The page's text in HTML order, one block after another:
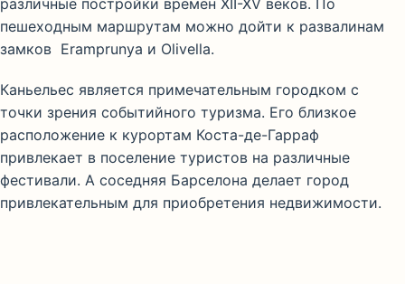
пешеходным маршрутам можно дойти к развалинам
замков Eramprunya и Olivella.
Каньельес является примечательным городком с
точки зрения событийного туризма. Его близкое
расположение к курортам Коста-де-Гарраф
привлекает в поселение туристов на различные
фестивали. А соседняя Барселона делает город
привлекательным для приобретения недвижимости.